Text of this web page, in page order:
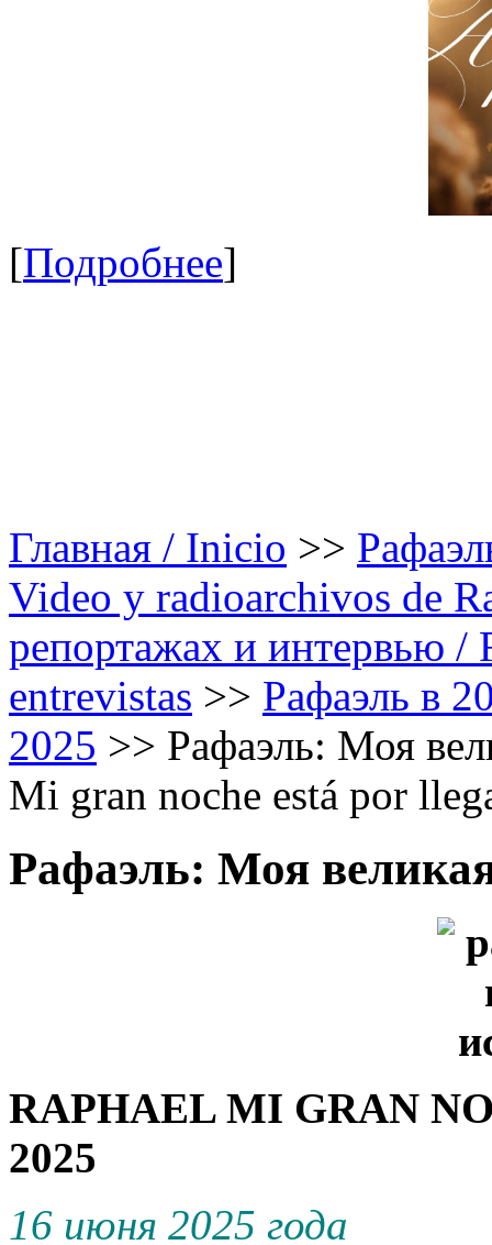
[Подробнее]
Главная / Inicio >>
Video y radioarchivos de
репортажах и интервью /
entrevistas >> Рафаэль в
2025 >> Рафаэль: Моя
Mi gran noche está por
Рафаэль: Моя
RAPHAEL MI GRAN
2025
16 июня 2025 года